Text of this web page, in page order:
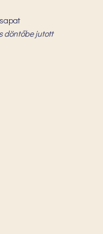
döntőbe jutott